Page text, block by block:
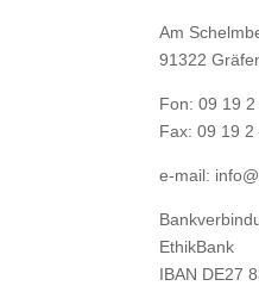
Am
91322
Fon: 09 19
Fax: 09 19
e-mail:
EthikBank
IBAN DE27